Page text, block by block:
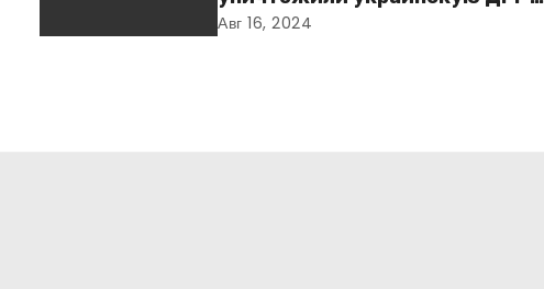
Курской области
Авг 16, 2024